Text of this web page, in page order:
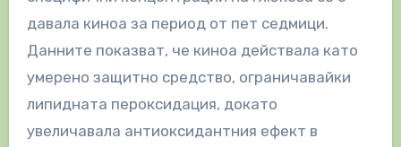
давала киноа за период от пет седмици.
Данните показват, че киноа действала като
умерено защитно средство, ограничавайки
липидната пероксидация, докато
увеличавала антиоксидантния ефект в